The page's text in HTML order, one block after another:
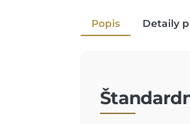
Popis Detaily